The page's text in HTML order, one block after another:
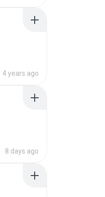
4 years ago
8 days ago